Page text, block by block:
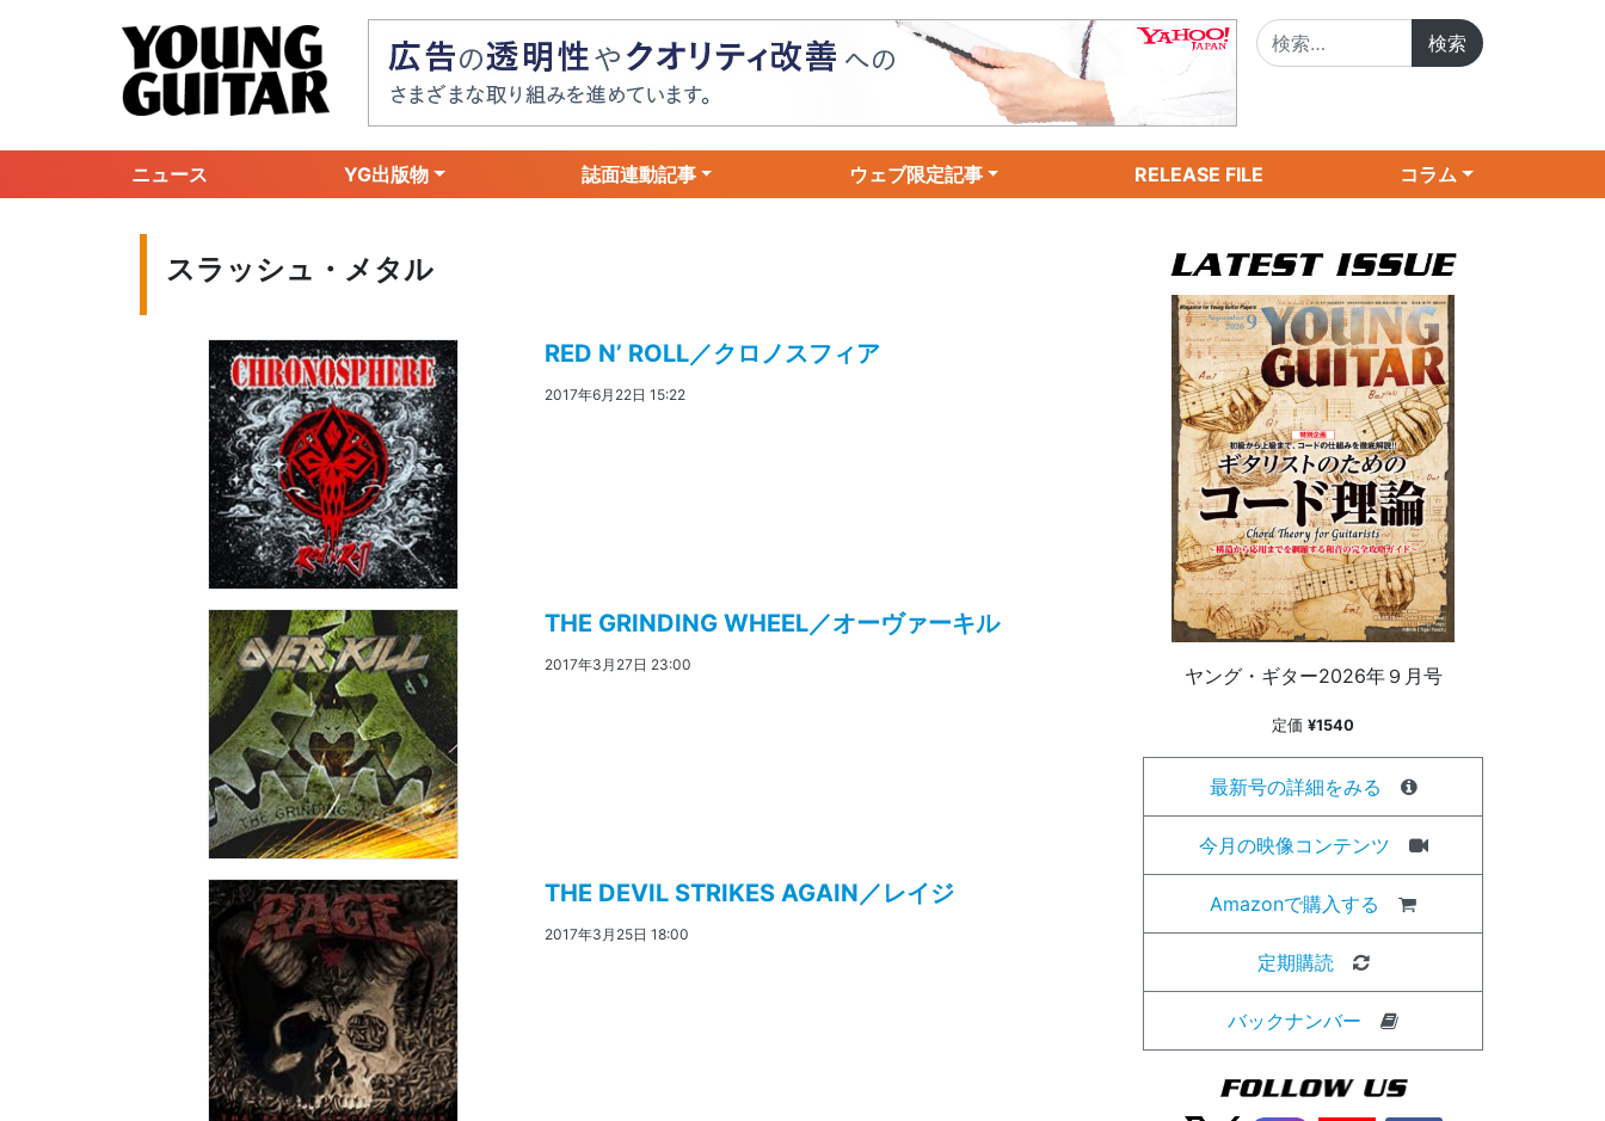
ニュース YG出版物 誌面連動記事 ウェブ限定記事 RELEASE FILE コラム
スラッシュ・メタル
RED N’ ROLL／クロノスフィア
2017年6月22日 15:22
THE GRINDING WHEEL／オーヴァーキル
2017年3月27日 23:00
THE DEVIL STRIKES AGAIN／レイジ
2017年3月25日 18:00
ヤング・ギター2026年９月号
定価 ¥1540
最新号の詳細をみる
今月の映像コンテンツ
Amazonで購入する
定期購読
バックナンバー